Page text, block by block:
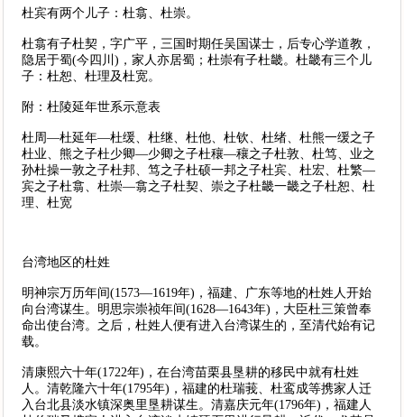
杜宾有两个儿子：杜翕、杜崇。
杜翕有子杜契，字广平，三国时期任吴国谋士，后专心学道教，
隐居于蜀(今四川)，家人亦居蜀；杜崇有子杜畿。杜畿有三个儿
子：杜恕、杜理及杜宽。
附：杜陵延年世系示意表
杜周—杜延年—杜缓、杜继、杜他、杜钦、杜绪、杜熊一缓之子
杜业、熊之子杜少卿—少卿之子杜穰—穰之子杜敦、杜笃、业之
孙杜操一敦之子杜邦、笃之子杜硕一邦之子杜宾、杜宏、杜繁—
宾之子杜翕、杜崇—翕之子杜契、崇之子杜畿一畿之子杜恕、杜
理、杜宽
台湾地区的杜姓
明神宗万历年间(1573—1619年)，福建、广东等地的杜姓人开始
向台湾谋生。明思宗崇祯年间(1628—1643年)，大臣杜三策曾奉
命出使台湾。之后，杜姓人便有进入台湾谋生的，至清代始有记
载。
清康熙六十年(1722年)，在台湾苗栗县垦耕的移民中就有杜姓
人。清乾隆六十年(1795年)，福建的杜瑞莪、杜鸾成等携家人迁
入台北县淡水镇深奥里垦耕谋生。清嘉庆元年(1796年)，福建人